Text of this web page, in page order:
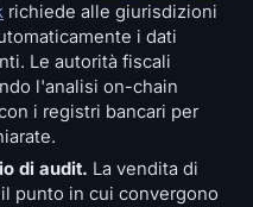
richiede alle giurisdizioni
i dati
Le autorità fiscali
l'analisi on-chain
i registri bancari per
di audit. La vendita di
punto in cui convergono